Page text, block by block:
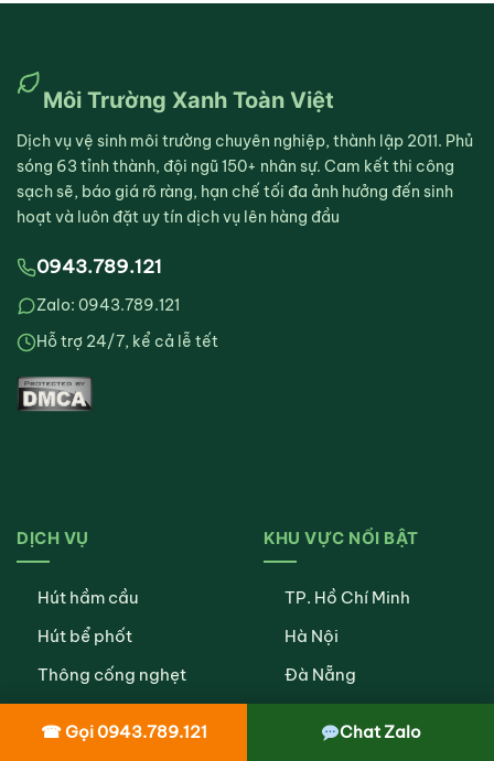
Môi Trường Xanh Toàn Việt
Dịch vụ vệ sinh môi trường chuyên nghiệp, thành lập 2011. Phủ
sóng 63 tỉnh thành, đội ngũ 150+ nhân sự. Cam kết thi công
sạch sẽ, báo giá rõ ràng, hạn chế tối đa ảnh hưởng đến sinh
hoạt và luôn đặt uy tín dịch vụ lên hàng đầu
0943.789.121
Zalo: 0943.789.121
Hỗ trợ 24/7, kể cả lễ tết
DỊCH VỤ
Hút hầm cầu
Hút bể phốt
Thông cống nghẹt
KHU VỰC NỔI BẬT
TP. Hồ Chí Minh
Hà Nội
Đà Nẵng
☎ Gọi 0943.789.121 Chat Zalo